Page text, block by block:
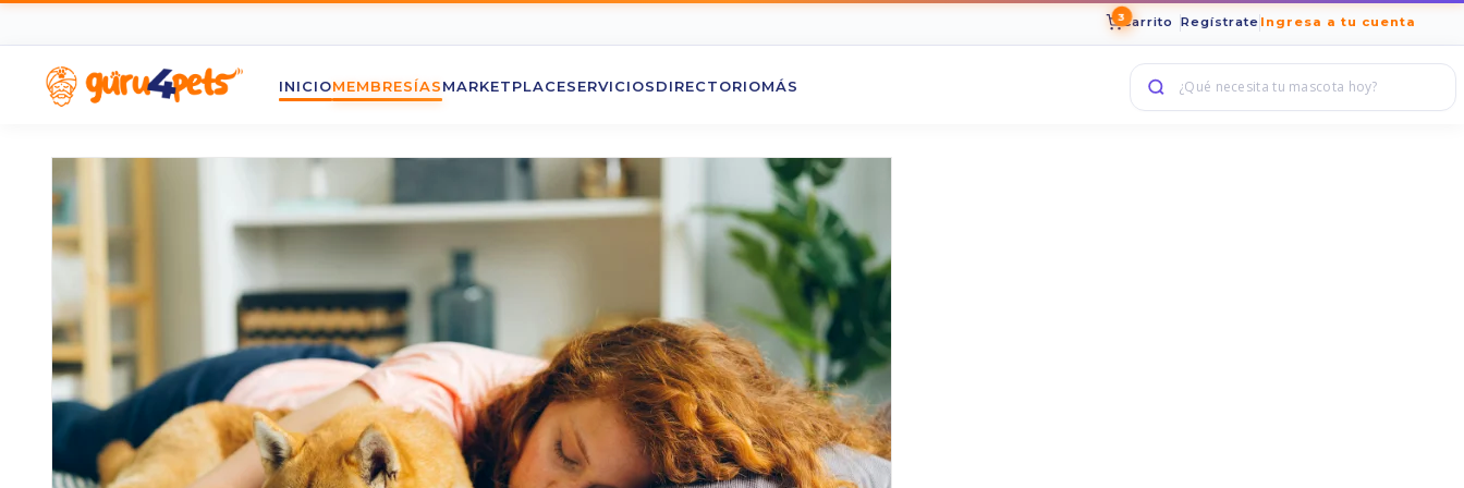
3Carrito Regístrate Ingresa a tu cuenta
INICIOMEMBRESÍASMARKETPLACESERVICIOSDIRECTORIOMÁS